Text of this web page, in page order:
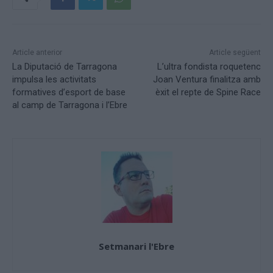
Article anterior
La Diputació de Tarragona
impulsa les activitats
formatives d’esport de base
al camp de Tarragona i l’Ebre
Article següent
L’ultra fondista roquetenc
Joan Ventura finalitza amb
èxit el repte de Spine Race
Setmanari l'Ebre